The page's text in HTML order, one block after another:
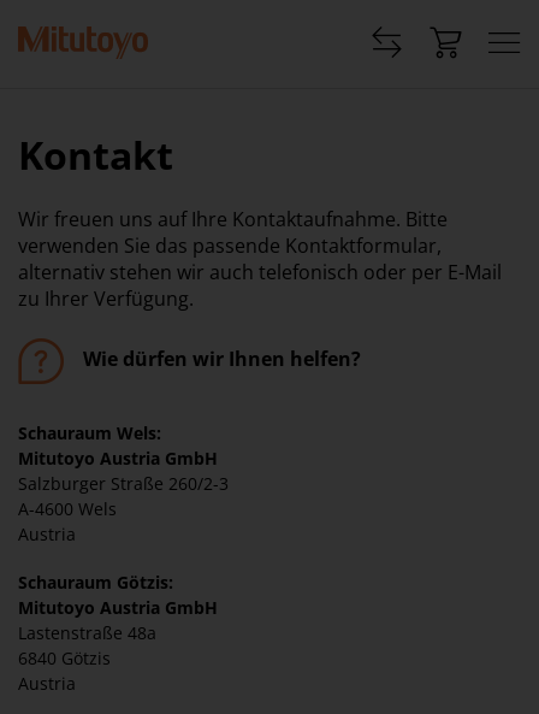
Kontakt
Wir freuen uns auf Ihre Kontaktaufnahme. Bitte
verwenden Sie das passende Kontaktformular,
alternativ stehen wir auch telefonisch oder per E-Mail
zu Ihrer Verfügung.
Wie dürfen wir Ihnen helfen?
Schauraum Wels:
Mitutoyo Austria GmbH
Salzburger Straße 260/2-3
A-4600 Wels
Austria
Schauraum Götzis:
Mitutoyo Austria GmbH
Lastenstraße 48a
6840 Götzis
Austria